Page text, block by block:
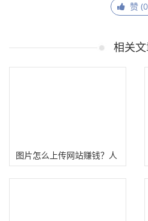
赞 (0
相关
图片怎么上传网站赚钱？人
人可为的躺赚项目！